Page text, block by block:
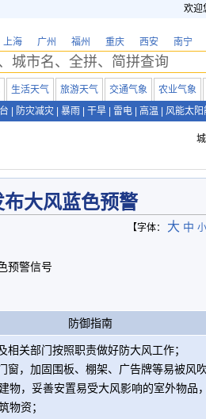
欢迎
上海 广州 福州 重庆 西安 南宁
生活天气 旅游天气 交通气象 农业气象
防灾减灾 暴雨 干旱 雷电 高温 风能太阳
大风蓝色预警
【字体： 大 中 小
预警信号
防御指南
相关部门按照职责做好防大风工作；
窗，加固围板、棚架、广告牌等易被风
物，妥善安置易受大风影响的室外物品，
物资；